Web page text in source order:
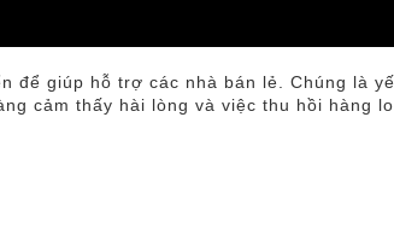
để giúp hỗ trợ các nhà bán lẻ. Chúng là
cảm thấy hài lòng và việc thu hồi hàng